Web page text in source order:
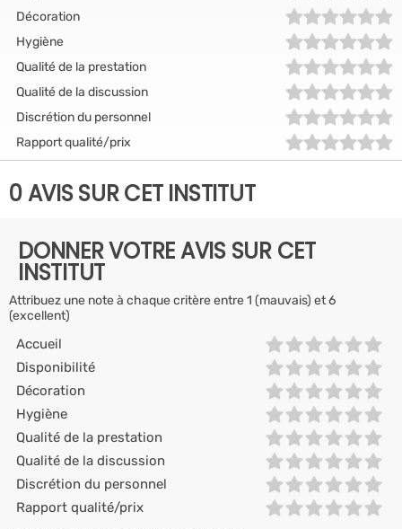
Décoration
Hygiène
Qualité de la prestation
Qualité de la discussion
Discrétion du personnel
Rapport qualité/prix
0 AVIS SUR CET INSTITUT
DONNER VOTRE AVIS SUR CET
INSTITUT
Attribuez une note à chaque critère entre 1 (mauvais) et 6
(excellent)
Accueil
Disponibilité
Décoration
Hygiène
Qualité de la prestation
Qualité de la discussion
Discrétion du personnel
Rapport qualité/prix